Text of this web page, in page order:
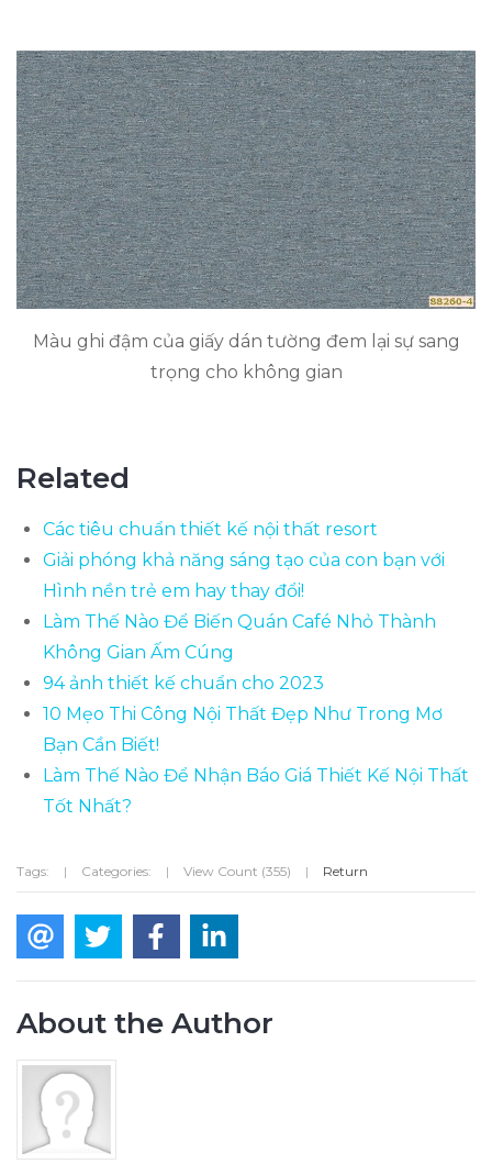
Màu ghi đậm của giấy dán tường đem lại sự sang
trọng cho không gian
Related
Các tiêu chuẩn thiết kế nội thất resort
Giải phóng khả năng sáng tạo của con bạn với
Hình nền trẻ em hay thay đổi!
Làm Thế Nào Để Biến Quán Café Nhỏ Thành
Không Gian Ấm Cúng
94 ảnh thiết kế chuẩn cho 2023
10 Mẹo Thi Công Nội Thất Đẹp Như Trong Mơ
Bạn Cần Biết!
Làm Thế Nào Để Nhận Báo Giá Thiết Kế Nội Thất
Tốt Nhất?
Tags: | Categories: | View Count (355) | Return
About the Author